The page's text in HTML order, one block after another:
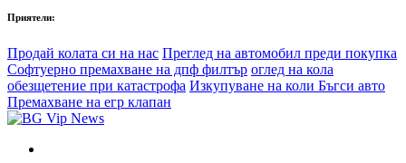
Приятели:
Продай колата си на нас Преглед на автомобил преди покупка
Софтуерно премахване на дпф филтър оглед на кола
обезщетение при катастрофа Изкупуване на коли Бъгси авто
Премахване на егр клапан